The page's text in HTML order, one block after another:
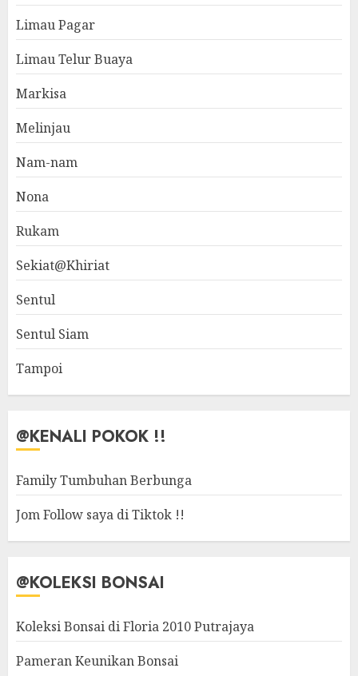
Limau Pagar
Limau Telur Buaya
Markisa
Melinjau
Nam-nam
Nona
Rukam
Sekiat@Khiriat
Sentul
Sentul Siam
Tampoi
@KENALI POKOK !!
Family Tumbuhan Berbunga
Jom Follow saya di Tiktok !!
@KOLEKSI BONSAI
Koleksi Bonsai di Floria 2010 Putrajaya
Pameran Keunikan Bonsai